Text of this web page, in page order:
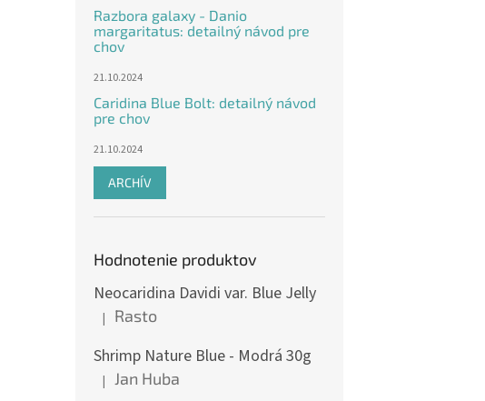
Razbora galaxy - Danio
margaritatus: detailný návod pre
chov
21.10.2024
Caridina Blue Bolt: detailný návod
pre chov
21.10.2024
ARCHÍV
Hodnotenie produktov
Neocaridina Davidi var. Blue Jelly
Hodnotenie produktu je 5 z 5 hviezdičiek.
| Rasto
Shrimp Nature Blue - Modrá 30g
Hodnotenie produktu je 5 z 5 hviezdičiek.
| Jan Huba